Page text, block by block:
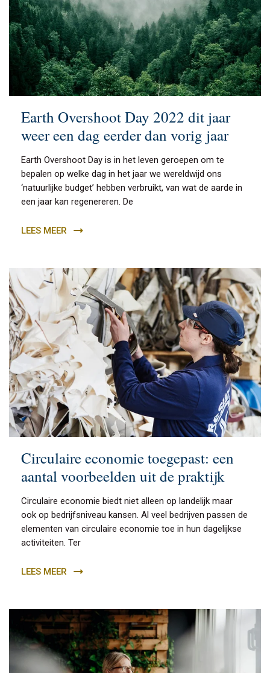
Earth Overshoot Day 2022 dit jaar
weer een dag eerder dan vorig jaar
Earth Overshoot Day is in het leven geroepen om te
bepalen op welke dag in het jaar we wereldwijd ons
‘natuurlijke budget’ hebben verbruikt, van wat de aarde in
een jaar kan regenereren. De
LEES MEER
Circulaire economie toegepast: een
aantal voorbeelden uit de praktijk
Circulaire economie biedt niet alleen op landelijk maar
ook op bedrijfsniveau kansen. Al veel bedrijven passen de
elementen van circulaire economie toe in hun dagelijkse
activiteiten. Ter
LEES MEER